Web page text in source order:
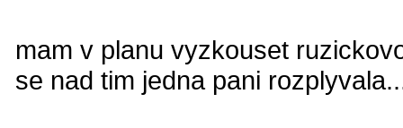
mam v planu vyzkouset
se nad tim jedna pani